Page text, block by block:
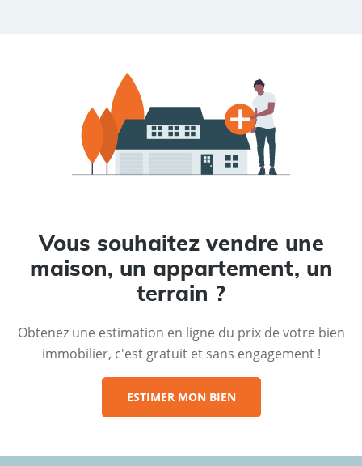
Vous souhaitez vendre une
maison, un appartement, un
terrain ?
Obtenez une estimation en ligne du prix de votre bien
immobilier, c'est gratuit et sans engagement !
ESTIMER MON BIEN